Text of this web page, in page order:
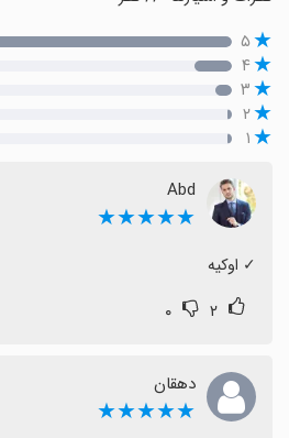
۵
۴
۳
۲
۱
Abd
★★★★★
‏✓ اوکیه
۲ ۰
دهقان
★★★★★